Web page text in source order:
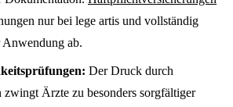
nur bei lege artis und vollständig
ab.
Der Druck durch
zwingt Ärzte zu besonders sorgfältiger